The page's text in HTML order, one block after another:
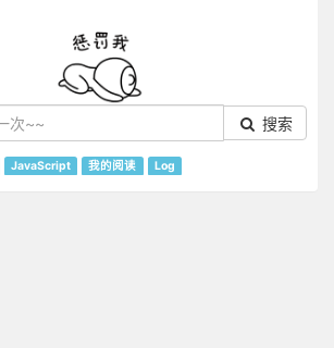
搜索
JavaScript 我的阅读 Log